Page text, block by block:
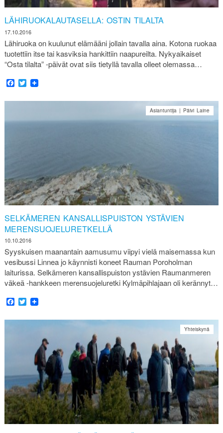
LÄHIRUOKALAUTASELLA: OSTIN TILALTA
17.10.2016
Lähiruoka on kuulunut elämääni jollain tavalla aina. Kotona ruokaa
tuotettiin itse tai kasviksia hankittiin naapureilta. Nykyaikaiset
“Osta tilalta” -päivät ovat siis tietyllä tavalla olleet olemassa…
Facebook
Twitter
SELKÄMEREN KANSALLISPUISTON YSTÄVIEN
MERENSUOJELURETKELLÄ
10.10.2016
Asiantuntija | Päivi Laine
Syyskuisen maanantain aamusumu viipyi vielä maisemassa kun
vesibussi Linnea jo käynnisti koneet Rauman Poroholman
laiturissa. Selkämeren kansallispuiston ystävien Raumanmeren
väkeä -hankkeen merensuojeluretki Kylmäpihlajaan oli kerännyt…
Facebook
Twitter
Yhteiskynä